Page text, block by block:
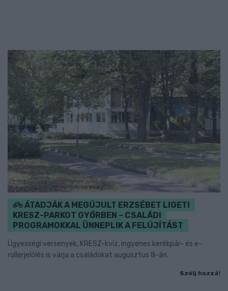
ÁTADJÁK A MEGÚJULT ERZSÉBET LIGETI
KRESZ-PARKOT GYŐRBEN – CSALÁDI
PROGRAMOKKAL ÜNNEPLIK A FELÚJÍTÁST
Ügyességi versenyek, KRESZ-kvíz, ingyenes kerékpár- és e-
rollerjelölés is várja a családokat augusztus 8-án.
Szólj hozzá!